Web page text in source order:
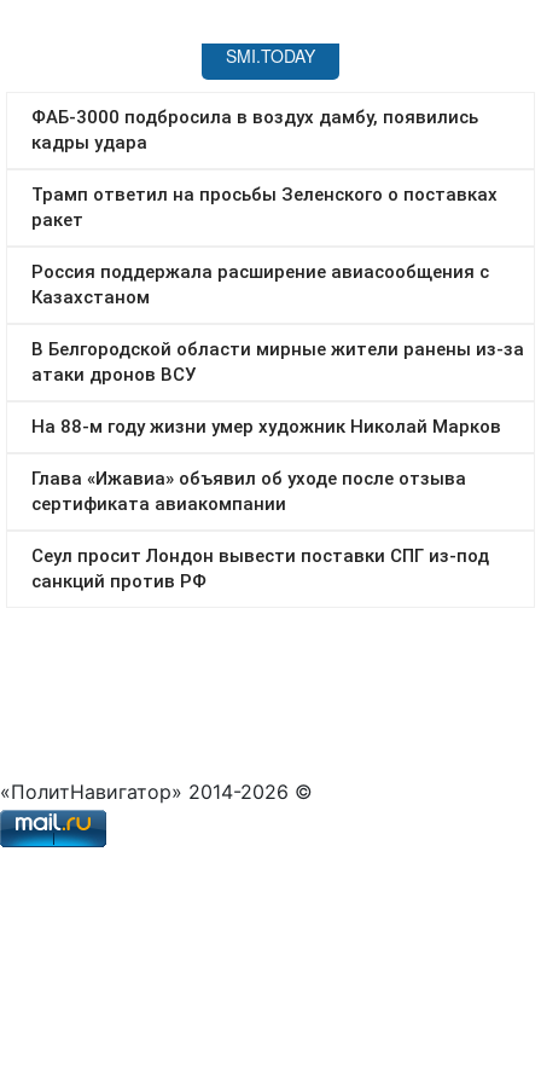
«ПолитНавигатор» 2014-2026 ©